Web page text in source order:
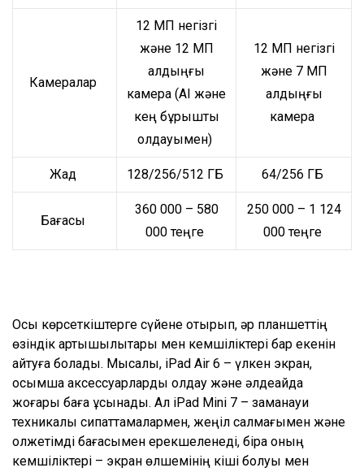
Камералар
12 МП негізгі
және 12 МП
алдыңғы
камера (AI және
кең бұрышты
қолдауымен)
12 МП негізгі
және 7 МП
алдыңғы
камера
Жад 128/256/512 ГБ 64/256 ГБ
Бағасы
360 000 – 580
000 теңге
250 000 – 1 124
000 теңге
Осы көрсеткіштерге сүйене отырып, әр планшеттің
өзіндік артықшылықтары мен кемшіліктері бар екенін
айтуға болады. Мысалы, iPad Air 6 – үлкен экран,
қосымша аксессуарларды қолдау және әлдеқайда
жоғары баға ұсынады. Ал iPad Mini 7 – заманауи
техникалық сипаттамалармен, жеңіл салмағымен және
қолжетімді бағасымен ерекшеленеді, бірақ оның
кемшіліктері – экран өлшемінің кіші болуы мен